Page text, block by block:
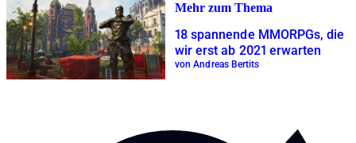
Mehr zum Thema
18 spannende MMORPGs, die
wir erst ab 2021 erwarten
von Andreas Bertits